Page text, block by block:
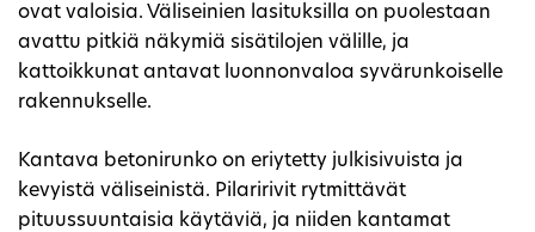
ovat valoisia. Väliseinien lasituksilla on puolestaan
avattu pitkiä näkymiä sisätilojen välille, ja
kattoikkunat antavat luonnonvaloa syvärunkoiselle
rakennukselle.
Kantava betonirunko on eriytetty julkisivuista ja
kevyistä väliseinistä. Pilaririvit rytmittävät
pituussuuntaisia käytäviä, ja niiden kantamat